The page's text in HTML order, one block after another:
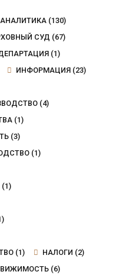
АНАЛИТИКА(130)
СУД (67)
(1)
ИНФОРМАЦИЯ(23)
(4)
(1)
(3)
(1)
(1)
(1) НАЛОГИ (2)
(6)